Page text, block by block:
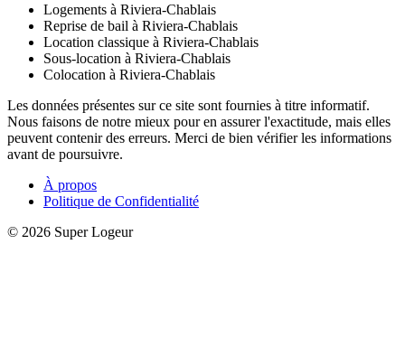
Logements à Riviera-Chablais
Reprise de bail à Riviera-Chablais
Location classique à Riviera-Chablais
Sous-location à Riviera-Chablais
Colocation à Riviera-Chablais
Les données présentes sur ce site sont fournies à titre informatif.
Nous faisons de notre mieux pour en assurer l'exactitude, mais elles
peuvent contenir des erreurs. Merci de bien vérifier les informations
avant de poursuivre.
À propos
Politique de Confidentialité
© 2026 Super Logeur